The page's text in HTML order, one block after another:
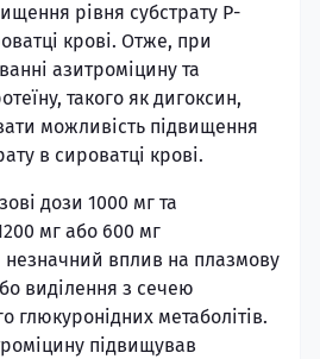
рівня субстрату Р-
крові. Отже, при
азитроміцину та
такого як дигоксин,
можливість підвищення
в сироватці крові.
дози 1000 мг та
мг або 600 мг
вплив на плазмову
виділення з сечею
глюкуронідних метаболітів.
підвищував